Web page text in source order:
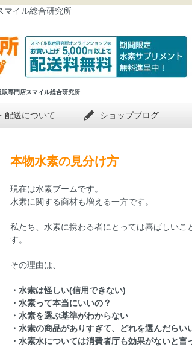
マイル総合研究所
専門店スマイル総合研究所
配送について ショップブログ
本物水素の見分け方
現在は水素ブームです。
水素に関する商材も増える一方です。
私たち、水素に携わる者にとっては喜ばしい
す。
その理由は、
・水素は怪しい(信用できない)
・水素って本当にいいの？
・水素を選ぶ基準がわからない
・水素の商品がありすぎて、どれを選んだらい
・水素水については消費者庁も効果がないと言